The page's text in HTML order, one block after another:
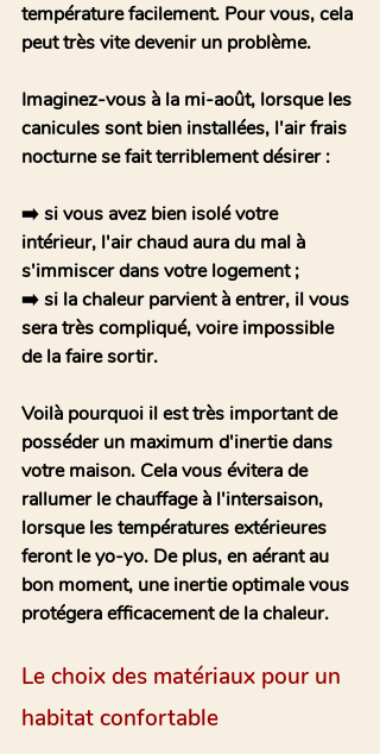
température facilement. Pour vous, cela
peut très vite devenir un problème.
Imaginez-vous à la mi-août, lorsque les
canicules sont bien installées, l'air frais
nocturne se fait terriblement désirer :
➡️ si vous avez bien isolé votre
intérieur, l'air chaud aura du mal à
s'immiscer dans votre logement ;
➡️ si la chaleur parvient à entrer, il vous
sera très compliqué, voire impossible
de la faire sortir.
Voilà pourquoi il est très important de
posséder un maximum d'inertie dans
votre maison. Cela vous évitera de
rallumer le chauffage à l'intersaison,
lorsque les températures extérieures
feront le yo-yo. De plus, en aérant au
bon moment, une inertie optimale vous
protégera efficacement de la chaleur.
Le choix des matériaux pour un
habitat confortable